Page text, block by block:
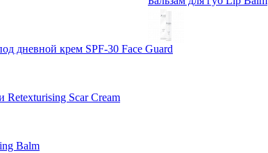
дневной крем SPF-30 Face Guard
Scar Cream
Balm